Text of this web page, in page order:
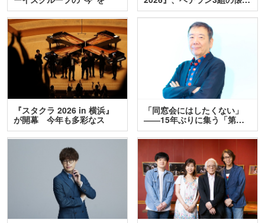
訊…
『スタクラ 2026 in 横浜』
が開幕 今年も多彩なス
テ…
「同窓会にはしたくない」
――15年ぶりに集う「第…